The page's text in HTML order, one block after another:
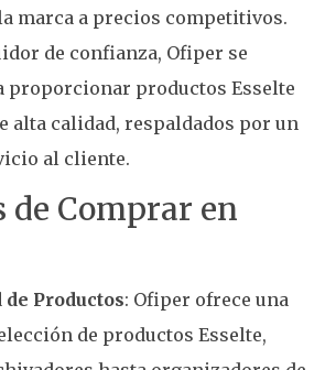
marca a precios competitivos.
de confianza, Ofiper se
proporcionar productos Esselte
alta calidad, respaldados por un
al cliente.
de Comprar en
Productos: Ofiper ofrece una
de productos Esselte,